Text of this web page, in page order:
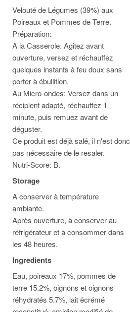
Velouté de Légumes (39%) aux
Poireaux et Pommes de Terre.
Préparation:
A la Casserole: Agitez avant
ouverture, versez et réchauffez
quelques instants à feu doux sans
porter à ébullition.
Au Micro-ondes: Versez dans un
récipient adapté, réchauffez 1
minute, puis remuez avant de
déguster.
Ce produit est déjà salé, il n'est donc
pas nécessaire de le resaler.
Nutri-Score: B.
Storage
A conserver à température
ambiante.
Après ouverture, à conserver au
réfrigérateur et à consommer dans
les 48 heures.
Ingredients
Eau, poireaux 17%, pommes de
terre 15.2%, oignons et oignons
réhydratés 5.7%, lait écrémé